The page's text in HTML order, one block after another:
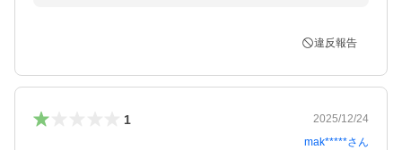
違反報告
1
2025/12/24
mak*****さん